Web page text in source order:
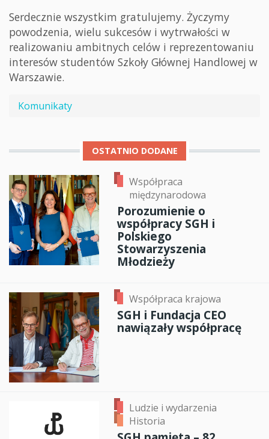
Serdecznie wszystkim gratulujemy. Życzymy
powodzenia, wielu sukcesów i wytrwałości w
realizowaniu ambitnych celów i reprezentowaniu
interesów studentów Szkoły Głównej Handlowej w
Warszawie.
Komunikaty
OSTATNIO DODANE
Współpraca
międzynarodowa
Porozumienie o
współpracy SGH i
Polskiego
Stowarzyszenia
Młodzieży
Współpraca krajowa
SGH i Fundacja CEO
nawiązały współpracę
Ludzie i wydarzenia
Historia